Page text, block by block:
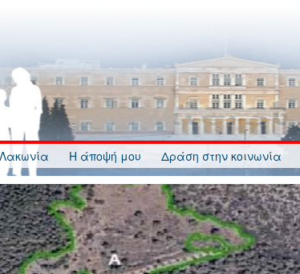
Λακωνία Η άποψή μου Δράση στην κοινωνία